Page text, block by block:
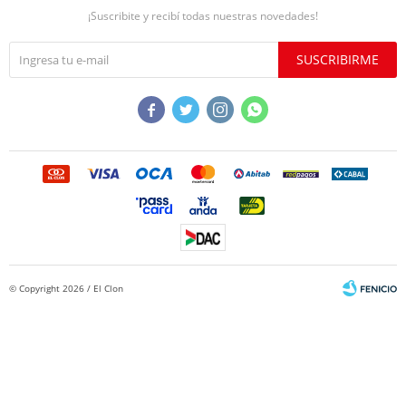
¡Suscribite y recibí todas nuestras novedades!
SUSCRIBIRME
   
© Copyright 2026 / El Clon